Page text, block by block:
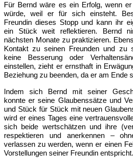
Für Bernd wäre es ein Erfolg, wenn
würde, weil er für sich einsteht.
Freundin dieses Stopp und kann ihr
ein Stück weit reflektieren. Bernd
nächsten Monate zu praktizieren.
Kontakt zu seinen Freunden und zu
keine Besserung oder
einstellen, zieht er ernsthaft in
Beziehung zu beenden, da er am Ende
Indem sich Bernd mit seiner
konnte er seine Glaubenssätze und
und Stück für Stück mit neuen
wird er eines Tages eine
sich beide wertschätzen und ihre
respektieren und anerkennen –
verlassen zu werden, wenn er einen
Vorstellungen seiner Freundin entspricht.